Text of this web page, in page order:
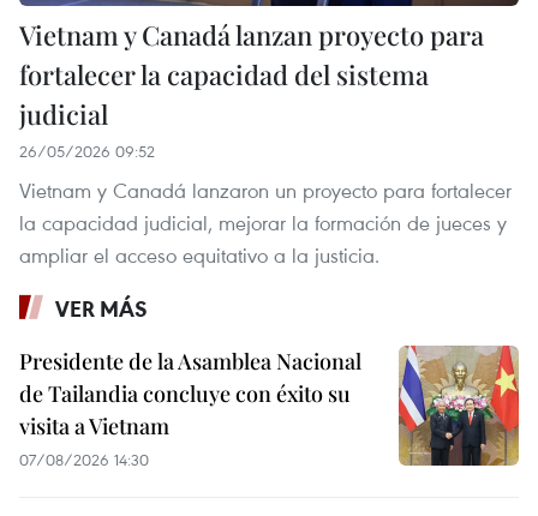
Vietnam y Canadá lanzan proyecto para
fortalecer la capacidad del sistema
judicial
26/05/2026 09:52
Vietnam y Canadá lanzaron un proyecto para fortalecer
la capacidad judicial, mejorar la formación de jueces y
ampliar el acceso equitativo a la justicia.
VER MÁS
Presidente de la Asamblea Nacional
de Tailandia concluye con éxito su
visita a Vietnam
07/08/2026 14:30